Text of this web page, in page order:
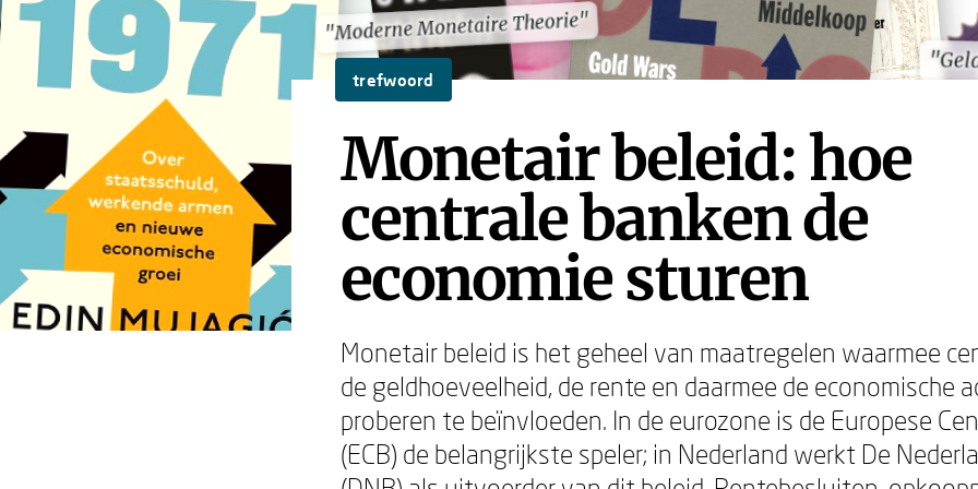
"Moderne Monetaire Theorie"
"Moderne Monetaire Theorie"
trefwoord
Monetair beleid: hoe
centrale banken de
economie sturen
Monetair beleid is het geheel van maatregelen waarmee
de geldhoeveelheid, de rente en daarmee de economische
proberen te beïnvloeden. In de eurozone is de Europese
(ECB) de belangrijkste speler; in Nederland werkt De